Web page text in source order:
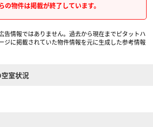
の物件は掲載が終了しています。
告情報ではありません。過去から現在までピタットハ
ジに掲載されていた物件情報を元に生成した参考情報
室状況